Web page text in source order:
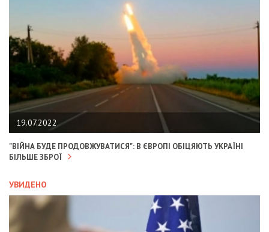
19.07.2022
"ВІЙНА БУДЕ ПРОДОВЖУВАТИСЯ": В ЄВРОПІ ОБІЦЯЮТЬ УКРАЇНІ
БІЛЬШЕ ЗБРОЇ
УВИДЕНО